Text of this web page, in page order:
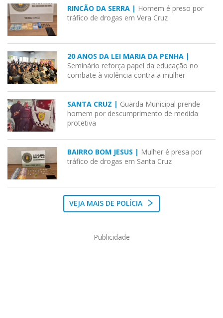
RINCÃO DA SERRA | Homem é preso por
tráfico de drogas em Vera Cruz
20 ANOS DA LEI MARIA DA PENHA |
Seminário reforça papel da educação no
combate à violência contra a mulher
SANTA CRUZ | Guarda Municipal prende
homem por descumprimento de medida
protetiva
BAIRRO BOM JESUS | Mulher é presa por
tráfico de drogas em Santa Cruz
VEJA MAIS DE POLÍCIA
Publicidade